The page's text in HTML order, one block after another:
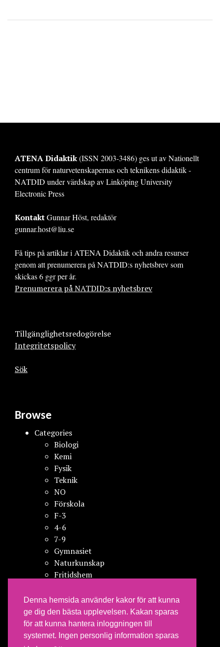
Denna hemsida använder kakor för att kunna
ge dig den bästa upplevelsen. Kakan sparas
för att kunna hantera inloggningen till
systemet. Ingen personlig information sparas
ATENA Didaktik(ISSN 2003-3486) ges ut av Nationellt
centrum för naturvetenskapernas och teknikens didaktik -
NATDID under värdskap av Linköping University
Electronic Press
KontaktGunnar Höst, redaktör
gunnar.host@liu.se
Få tips på artiklar i ATENA Didaktik och andra resurser
genom att prenumerera på NATDID:s nyhetsbrev som
skickas 6 ggr per år.
Prenumerera på NATDID:s nyhetsbrev
Tillgänglighetsredogörelse
Integritetspolicy
Sök
Browse
Categories
Biologi
Kemi
Fysik
Teknik
NO
Förskola
F-3
4-6
7-9
Gymnasiet
Naturkunskap
Fritidshem
Kompetensutveckling
Reflektioner från praktiken
Resultat från ett forskningsprojekt
Forskningsgenomgångar